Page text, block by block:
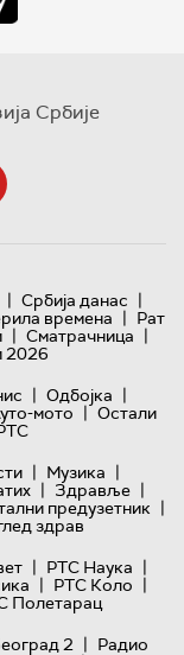
Србије
| Србија данас |
времена | Рат
| Сматрачница |
2026
| Одбојка |
мото | Остали
| Музика |
| Здравље |
предузетник |
здрав
| РТС Наука |
| РТС Коло |
Полетарац
2 | Радио